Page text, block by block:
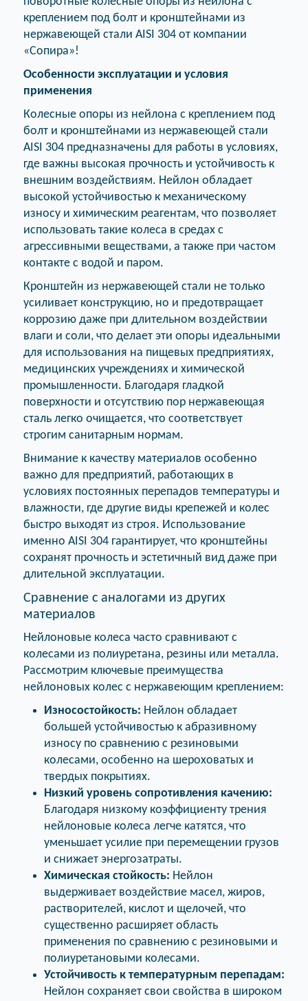
креплением под болт и кронштейнами из
нержавеющей стали AISI 304 от компании
«Сопира»!
Особенности эксплуатации и условия
применения
Колесные опоры из нейлона с креплением под
болт и кронштейнами из нержавеющей стали
AISI 304 предназначены для работы в условиях,
где важны высокая прочность и устойчивость к
внешним воздействиям. Нейлон обладает
высокой устойчивостью к механическому
износу и химическим реагентам, что позволяет
использовать такие колеса в средах с
агрессивными веществами, а также при частом
контакте с водой и паром.
Кронштейн из нержавеющей стали не только
усиливает конструкцию, но и предотвращает
коррозию даже при длительном воздействии
влаги и соли, что делает эти опоры идеальными
для использования на пищевых предприятиях,
медицинских учреждениях и химической
промышленности. Благодаря гладкой
поверхности и отсутствию пор нержавеющая
сталь легко очищается, что соответствует
строгим санитарным нормам.
Внимание к качеству материалов особенно
важно для предприятий, работающих в
условиях постоянных перепадов температуры и
влажности, где другие виды крепежей и колес
быстро выходят из строя. Использование
именно AISI 304 гарантирует, что кронштейны
сохранят прочность и эстетичный вид даже при
длительной эксплуатации.
Сравнение с аналогами из других
материалов
Нейлоновые колеса часто сравнивают с
колесами из полиуретана, резины или металла.
Рассмотрим ключевые преимущества
нейлоновых колес с нержавеющим креплением:
Износостойкость: Нейлон обладает
большей устойчивостью к абразивному
износу по сравнению с резиновыми
колесами, особенно на шероховатых и
твердых покрытиях.
Низкий уровень сопротивления качению:
Благодаря низкому коэффициенту трения
нейлоновые колеса легче катятся, что
уменьшает усилие при перемещении грузов
и снижает энергозатраты.
Химическая стойкость: Нейлон
выдерживает воздействие масел, жиров,
растворителей, кислот и щелочей, что
существенно расширяет область
применения по сравнению с резиновыми и
полиуретановыми колесами.
Устойчивость к температурным перепадам:
Нейлон сохраняет свои свойства в широком